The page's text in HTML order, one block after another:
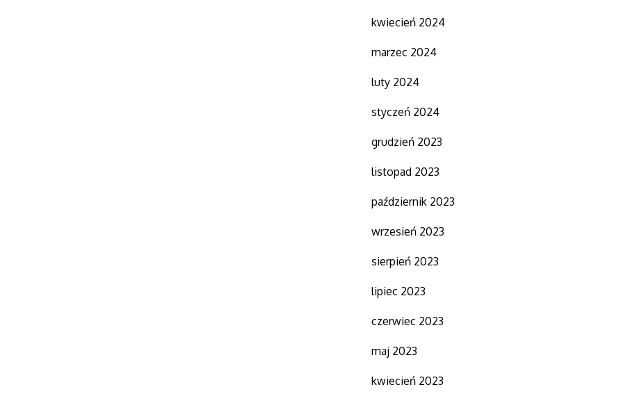
kwiecień 2024
marzec 2024
luty 2024
styczeń 2024
grudzień 2023
listopad 2023
październik 2023
wrzesień 2023
sierpień 2023
lipiec 2023
czerwiec 2023
maj 2023
kwiecień 2023